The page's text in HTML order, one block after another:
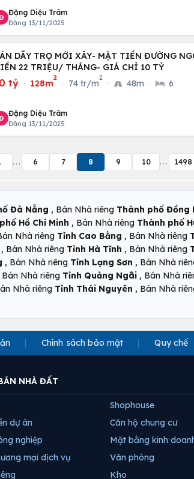
Đặng Diệu Trâm
Đăng 13/11/2025
DÃY TRỌ MỚI XÂY- MẶT TIỀN ĐƯỜNG
22 TRIỆU/ THÁNG- GIÁ CHỈ 10 TỶ
tỷ · 128m
2
· 74 tr/m
2
· 48m · 6
Đặng Diệu Trâm
Đăng 13/11/2025
... 6 7 8 9 10 ... 1498
Đà Nẵng , Bán Nhà riêng Thành phố Đồng
Hồ Chí Minh , Bán Nhà riêng Thành phố
Nhà riêng Tỉnh Cao Bằng , Bán Nhà riêng
, Bán Nhà riêng Tỉnh Hà Tĩnh , Bán Nhà riêng
, Bán Nhà riêng Tỉnh Lạng Sơn , Bán Nhà
Bán Nhà riêng Tỉnh Quảng Ngãi , Bán Nhà
Nhà riêng Tỉnh Thái Nguyên , Bán Nhà
Chính sách bảo mật Quy chế
NHÀ ĐẤT
dự án
nghiệp
mại dịch vụ
Shophouse
Căn hộ chung cư
Mặt bằng kinh
Văn phòng
Kho